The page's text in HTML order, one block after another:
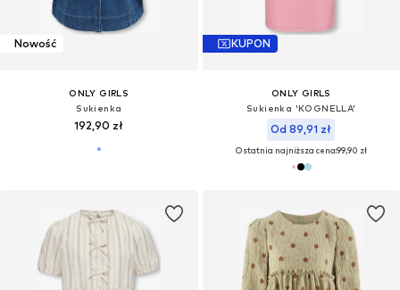
Nowość
ONLY GIRLS
Sukienka
192,90 zł
KUPON
ONLY GIRLS
Sukienka 'KOGNELLA'
Od 89,91 zł
Ostatnia najniższa cena:99,90 zł